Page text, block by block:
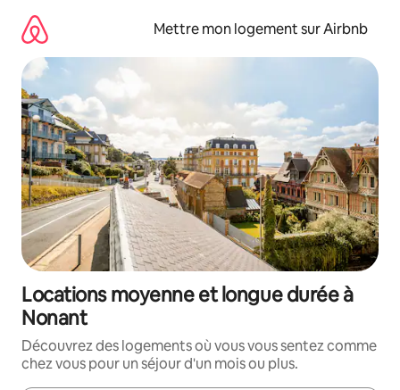
directement
contenu
Mettre mon logement sur Airbnb
Locations moyenne et longue durée à
Nonant
Découvrez des logements où vous vous sentez comme
chez vous pour un séjour d'un mois ou plus.